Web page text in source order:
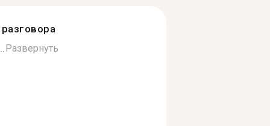
Развернуть